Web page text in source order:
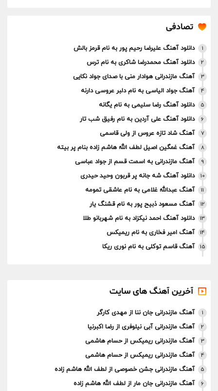
تصادفی
1 دانلود آهنگ علیرضا رحیم پور به نام قرمز بالش
2 دانلود آهنگ محمدرضا شاکری به نام ترس
3 آهنگ مازندرانی هوادار منی با صدای جواد نکایی
4 آهنگ جواد الیاسی به نام دلبر عروسی دارنه
5 دانلود آهنگ رضا سلیمی به نام یگانه
6 دانلود آهنگ علی آردین به نام رفیق شب تار
7 آهنگ شاد تازه عروس از ولی قاسمی
8 آهنگ غمگین اصیل لطف الله هاشم زاده بنام پر بیته
9 آهنگ مازندرانی به اسمت قسم از جواد عباسی
10 دانلود آهنگ شه جانه پر قربون وحید حیدری
11 آهنگ عبدالله غلامی به نام عاشقی تمومه
12 آهنگ مسعود ذبیح پور به نام قشنگ یار
13 دانلود آهنگ احمد نیکزاد به نام شهربانو طلا
14 آهنگ امیر فخاری به نام ریمیکس
15 آهنگ قاسم توکلی به نام نوری ریکا
آخرین آهنگ های سایت
1 آهنگ مازندرانی جان ننا از مهدی کارگر
2 آهنگ مازندرانی آبی نیلوفری از رضا اکبرنیا
3 آهنگ مازندرانی ریمیکس از حسام هاشمی
4 آهنگ مازندرانی ریمیکس از حسام هاشمی
5 آهنگ مازندرانی جشن خصوصی از لطف الله هاشم زاده
6 آهنگ مازندرانی جان مار از لطف الله هاشم زاده